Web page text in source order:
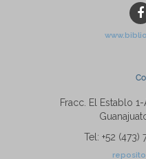
Fracc. El Establo
Tel: +52 (473)